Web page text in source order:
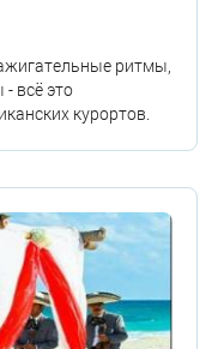
ритмы,
всё это
курортов.